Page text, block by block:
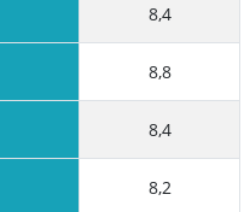
8,4
8,8
8,4
8,2